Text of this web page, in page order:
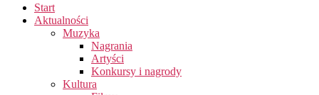
Start
Aktualności
Muzyka
Nagrania
Artyści
Konkursy i nagrody
Kultura